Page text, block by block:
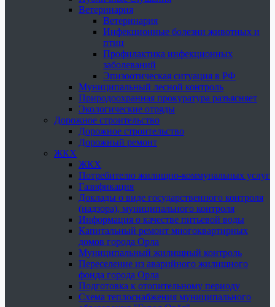
Ветеринария
Ветеринария
Инфекционные болезни животных и
птиц
Профилактика инфекционных
заболеваний
Эпизоотическая ситуация в РФ
Муниципальный лесной контроль
Природоохранная прокуратура разъясняет
Экологические отряды
Дорожное строительство
Дорожное строительство
Дорожный ремонт
ЖКХ
ЖКХ
Потребителю жилищно-коммунальных услуг
Газификация
Доклады о виде государственного контроля
(надзора), муниципального контроля
Информация о качестве питьевой воды
Капитальный ремонт многоквартирных
домов города Орла
Муниципальный жилищный контроль
Переселение из аварийного жилищного
фонда города Орла
Подготовка к отопительному периоду
Схема теплоснабжения муниципального